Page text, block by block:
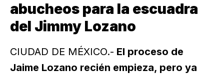
abucheos para la escuadra
del Jimmy Lozano
CIUDAD DE MÉXICO.- El proceso de
Jaime Lozano recién empieza, pero ya